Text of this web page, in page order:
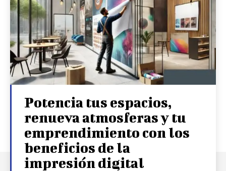
Potencia tus espacios,
renueva atmosferas y tu
emprendimiento con los
beneficios de la
impresión digital